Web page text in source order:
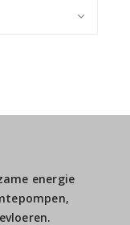
energie